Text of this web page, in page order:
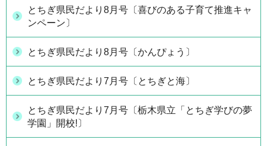
とちぎ県民だより8月号〔喜びのある子育て推進キャ
ンペーン〕
とちぎ県民だより8月号〔かんぴょう〕
とちぎ県民だより7月号〔とちぎと海〕
とちぎ県民だより7月号〔栃木県立「とちぎ学びの夢
学園」開校!〕